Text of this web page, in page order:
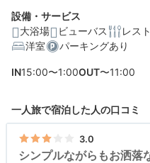
編集部おすす
最上階にある半露天付
てのんびり
北海道の季節野菜や素
設備・サービス
大浴場
ビューバス レス
洋室
パーキングあり
IN15:00〜1:00OUT〜11:00
一人旅で宿泊した人の口コミ
3.0
シンプルながらもお洒落